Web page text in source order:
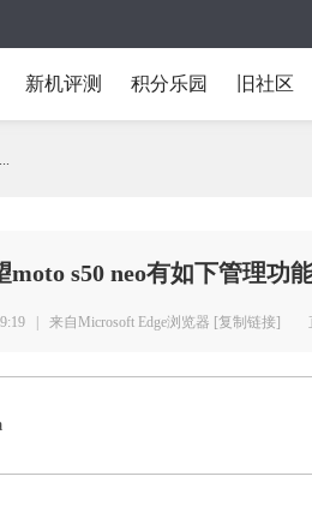
新机评测 积分乐园 旧社区
moto s50 neo有如下管理功
| 来自Microsoft Edge浏览器 [复制链接]